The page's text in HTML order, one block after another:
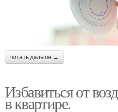
читать дальше →
Избавиться от
в квартире.